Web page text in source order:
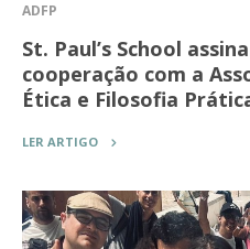
ADFP
St. Paul’s School
cooperação com a
Ética e Filosofia
LER ARTIGO